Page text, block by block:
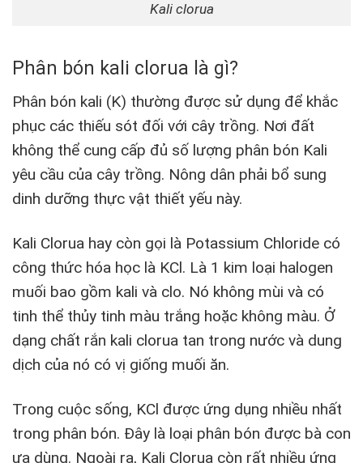
Kali clorua
Phân bón kali clorua là gì?
Phân bón kali (K) thường được sử dụng để khắc
phục các thiếu sót đối với cây trồng. Nơi đất
không thể cung cấp đủ số lượng phân bón Kali
yêu cầu của cây trồng. Nông dân phải bổ sung
dinh dưỡng thực vật thiết yếu này.
Kali Clorua hay còn gọi là Potassium Chloride có
công thức hóa học là KCl. Là 1 kim loại halogen
muối bao gồm kali và clo. Nó không mùi và có
tinh thể thủy tinh màu trắng hoặc không màu. Ở
dạng chất rắn kali clorua tan trong nước và dung
dịch của nó có vị giống muối ăn.
Trong cuộc sống, KCl được ứng dụng nhiều nhất
trong phân bón. Đây là loại phân bón được bà con
ưa dùng. Ngoài ra, Kali Clorua còn rất nhiều ứng